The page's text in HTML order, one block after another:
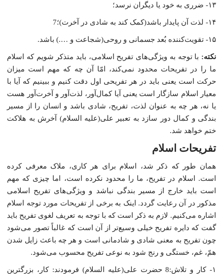
۱۳- ضررى به خود یا دیگران نرسد؛
۱۴- لذت آن پایدار باشد(کمک کند به شادى در آخرت)؛7
۱۵- تقویت‌کننده بُعد جسمانى و روحى(شجاعت و ….) باشد.
نکته: با توجه به ویژگى‌هاى تفریح اسلامى، باید متذکر شویم که اسلام
ما را در تفریحات محدود نمى‌کند، امّا آن چه که مهم است میزان
حرکت است یعنى باید در هر تفریحى اول دقت کنیم و ببینیم که آیا با
معیار اسلام سازگار است یعنى آیا کمال‌آور، لذت‌آور و آخرت‌آور هست
یا نه، هر چه به عنوان لذت، تفریح، شادى باشد و انسان را از مسیر
بندگى و کمال دور سازد به تعبیر على(علیه السلام) آخرش به هلاکت
ختم خواهد شد.
تفریحات اسلام
همان طور که ذکر شد، اسلام براى هر کارى، ملاک معرفى کرده
است. اسلام در تفریح، ما را محدود نکرده است، اما چیزى که مهم
است باید خارج از مسیر بندگى نباشد و ویژگى‌هاى تفریح اسلامى
مذکور در آن رعایت گردد. اینک به برخى از تفریحات مورد توجه اسلام
اشاره مى‌کنیم. لازم به ذکر است که با توجه به تعریف لغوى تفریح باید
گفت که دایره تفریح خیلى وسیع‌تر از آن است که غالباً تصور مى‌شود
چون تفریح به معنى شادى و شادمانى است و هر چه باعث زایل شدن
همّ، غم، خستگى و رنج شود به نوعى تفریح محسوب مى‌شود.
۱- کار و تلاش:8 حضرت على(علیه السلام) فرمودند: کار، بزرگترین